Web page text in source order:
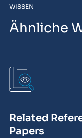
WISSEN
Ähnliche
Related
Papers